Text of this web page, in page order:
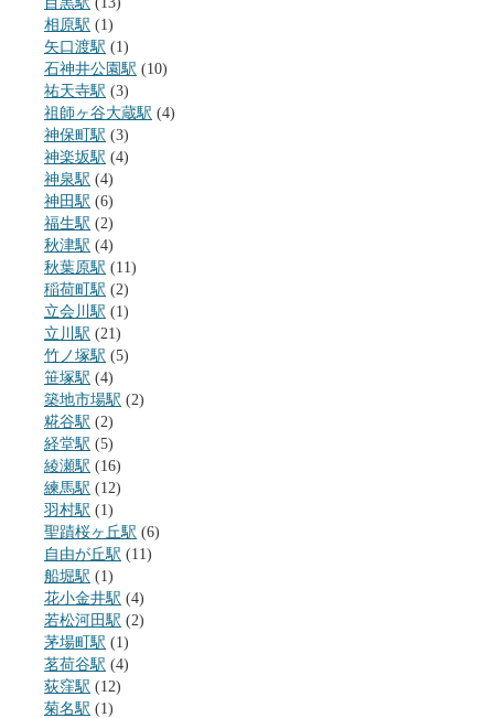
相原駅 (1)
矢口渡駅 (1)
石神井公園駅 (10)
祐天寺駅 (3)
祖師ヶ谷大蔵駅 (4)
神保町駅 (3)
神楽坂駅 (4)
神泉駅 (4)
神田駅 (6)
福生駅 (2)
秋津駅 (4)
秋葉原駅 (11)
稲荷町駅 (2)
立会川駅 (1)
立川駅 (21)
竹ノ塚駅 (5)
笹塚駅 (4)
築地市場駅 (2)
糀谷駅 (2)
経堂駅 (5)
綾瀬駅 (16)
練馬駅 (12)
羽村駅 (1)
聖蹟桜ヶ丘駅 (6)
自由が丘駅 (11)
船堀駅 (1)
花小金井駅 (4)
若松河田駅 (2)
茅場町駅 (1)
茗荷谷駅 (4)
荻窪駅 (12)
菊名駅 (1)